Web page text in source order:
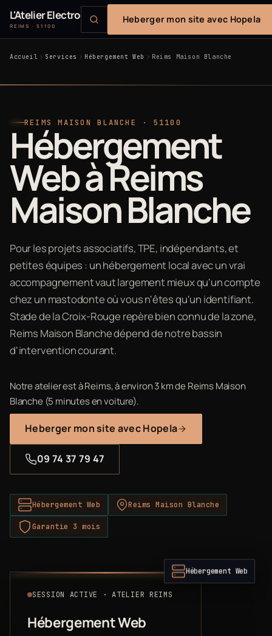
L'Atelier Electro
REIMS · 51100
Heberger mon site avec Hopela
Accueil Services Hébergement Web Reims Maison Blanche
REIMS MAISON BLANCHE · 51100
Hébergement
Web à Reims
Maison Blanche
Pour les projets associatifs, TPE, indépendants, et
petites équipes : un hébergement local avec un vrai
accompagnement vaut largement mieux qu'un compte
chez un mastodonte où vous n'êtes qu'un identifiant.
Stade de la Croix-Rouge repère bien connu de la zone,
Reims Maison Blanche dépend de notre bassin
d'intervention courant.
Notre atelier est à Reims, à environ 3 km de Reims Maison
Blanche (5 minutes en voiture).
Heberger mon site avec Hopela
09 74 37 79 47
Hébergement Web Reims Maison Blanche
Garantie 3 mois
SESSION ACTIVE · ATELIER REIMS
Hébergement Web
Hébergement Web